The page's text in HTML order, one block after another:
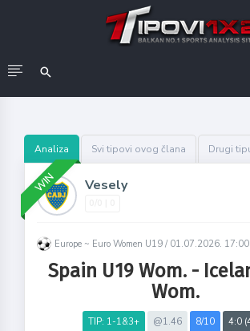
Analiza Svi tipovi ovog člana Drugi
WIN Vesely
Europe ~ Euro Women U19 / 01.07.2026. 17:00
Spain U19 Wom. -
Wom.
TIP: 1-1&3+ @1.46 8/10 4:0